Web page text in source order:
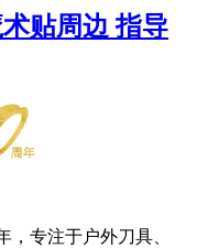
贴周边 指导
，专注于户外刀具、